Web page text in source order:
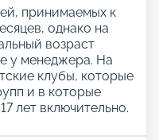
принимаемых к
однако на
возраст
у менеджера. На
клубы, которые
и в которые
лет включительно.